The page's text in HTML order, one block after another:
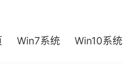
Win7系统 Win10系统